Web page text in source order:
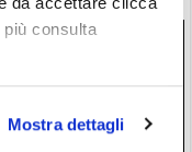
consulta
Mostra dettagli